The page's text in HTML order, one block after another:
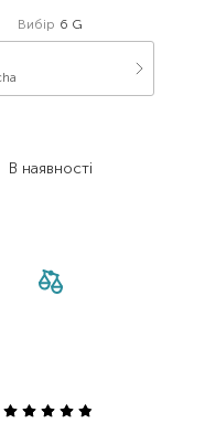
Вибір 6 G
В наявності